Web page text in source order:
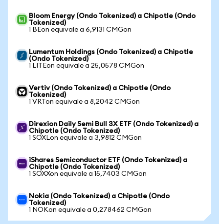
Bloom Energy (Ondo Tokenized) a Chipotle (Ondo
Tokenized)
1 BEon equivale a 6,9131 CMGon
Lumentum Holdings (Ondo Tokenized) a Chipotle
(Ondo Tokenized)
1 LITEon equivale a 25,0578 CMGon
Vertiv (Ondo Tokenized) a Chipotle (Ondo
Tokenized)
1 VRTon equivale a 8,2042 CMGon
Direxion Daily Semi Bull 3X ETF (Ondo Tokenized) a
Chipotle (Ondo Tokenized)
1 SOXLon equivale a 3,9812 CMGon
iShares Semiconductor ETF (Ondo Tokenized) a
Chipotle (Ondo Tokenized)
1 SOXXon equivale a 15,7403 CMGon
Nokia (Ondo Tokenized) a Chipotle (Ondo
Tokenized)
1 NOKon equivale a 0,278462 CMGon